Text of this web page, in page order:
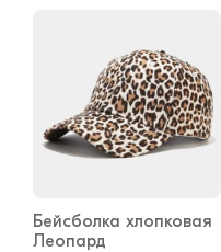
Бейсболка хлопковая
Леопард